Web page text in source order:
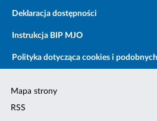
Deklaracja dostępności
Instrukcja BIP MJO
Polityka dotycząca cookies i
Mapa strony
RSS